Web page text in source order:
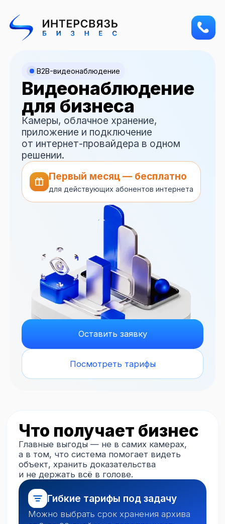
Видеонаблюдение
для бизнеса
Камеры, облачное хранение,
приложение и подключение
от интернет-провайдера в одном
решении.
Первый месяц — бесплатно
для действующих абонентов интернета
Оставить заявку
Посмотреть тарифы
Что получает бизнес
Главные выгоды — не в самих камерах,
а в том, что система помогает видеть
Можно выбрать срок хранения архива
от 3 до 90 дней и не переплачивать
за глубину архива, которая объекту
не нужна.
Full HD-запись и звук без
доплат
Видео и звук уже включены
в стоимость. Не нужно отдельно